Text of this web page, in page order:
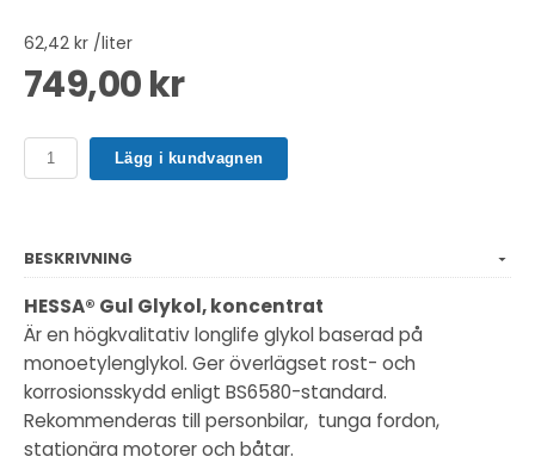
62,42 kr /liter
749,00 kr
Lägg i kundvagnen
BESKRIVNING
HESSA® Gul Glykol, koncentrat
Är en högkvalitativ longlife glykol baserad på
monoetylenglykol. Ger överlägset rost- och
korrosionsskydd enligt BS6580-standard.
Rekommenderas till personbilar, tunga fordon,
stationära motorer och båtar.